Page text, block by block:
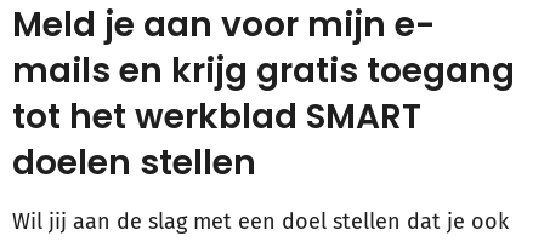
Meld je aan voor mijn e-
mails en krijg gratis toegang
tot het werkblad SMART
doelen stellen
Wil jij aan de slag met een doel stellen dat je ook